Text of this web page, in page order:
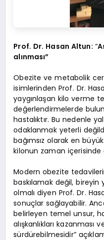
Prof. Dr. Hasan Altun: “
alınması”
Obezite ve metabolik
isimlerinden Prof. Dr.
yaygınlaşan kilo verme
değerlendirmelerde
hastalıktır. Bu nedenle
odaklanmak yeterli
bağımsız olarak en
kilonun zaman içerisinde
Modern obezite
baskılamak değil, bireyin
olmalı diyen Prof. Dr.
sonuçlar sağlayabilir.
belirleyen temel unsur,
alışkanlıkları kazanması
sürdürebilmesidir”